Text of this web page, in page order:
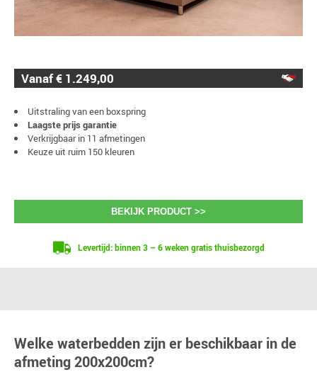
Vanaf € 1.249,00
Uitstraling van een boxspring
Laagste prijs garantie
Verkrijgbaar in 11 afmetingen
Keuze uit ruim 150 kleuren
BEKIJK PRODUCT >>
Levertijd: binnen 3 – 6 weken gratis thuisbezorgd
Welke waterbedden zijn er beschikbaar in de
afmeting 200x200cm?